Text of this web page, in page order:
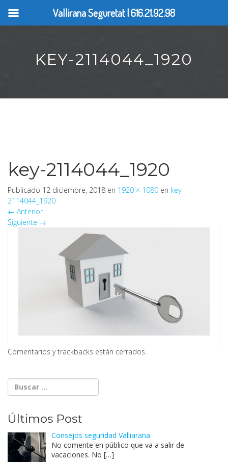
KEY-2114044_1920
key-2114044_1920
Publicado 12 diciembre, 2018 en 1920 × 1080 en key-
2114044_1920
← Anterior
Siguiente →
Comentarios y trackbacks están cerrados.
Últimos Post
Consejos seguridad Valliarana
No comente en público que va a salir de
vacaciones. No […]
Vallirana Seguretat | 616.21.92.98